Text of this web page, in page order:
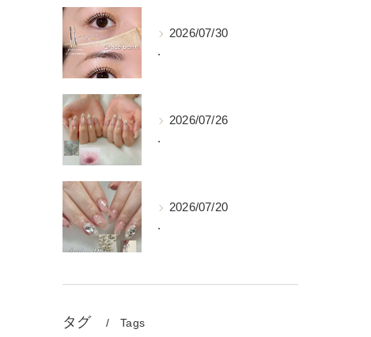
2026/07/30
.
2026/07/26
.
2026/07/20
.
タグ Tags